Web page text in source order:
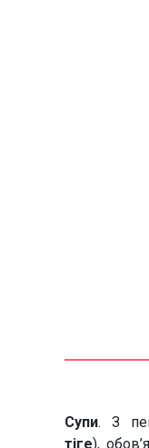
Супи. З
тіге),